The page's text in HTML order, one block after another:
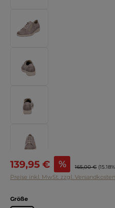
Verkaufspreis:
139,95 € % Regulärer Preis:
165,00 €
Preise inkl. MwSt. zzgl. Versandkosten
Größeauswählen